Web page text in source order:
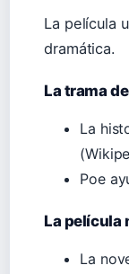
La película
dramática.
La trama
La
Poe
La película
La